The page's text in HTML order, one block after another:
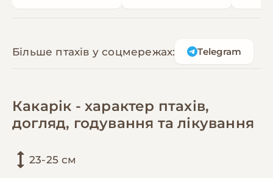
Більше птахів у соцмережах: Telegram
Какарік - характер птахів,
догляд, годування та лікування
23-25 см